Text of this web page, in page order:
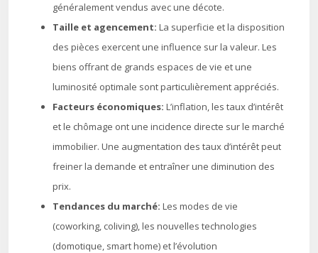
généralement vendus avec une décote.
Taille et agencement: La superficie et la disposition
des pièces exercent une influence sur la valeur. Les
biens offrant de grands espaces de vie et une
luminosité optimale sont particulièrement appréciés.
Facteurs économiques: L’inflation, les taux d’intérêt
et le chômage ont une incidence directe sur le marché
immobilier. Une augmentation des taux d’intérêt peut
freiner la demande et entraîner une diminution des
prix.
Tendances du marché: Les modes de vie
(coworking, coliving), les nouvelles technologies
(domotique, smart home) et l’évolution